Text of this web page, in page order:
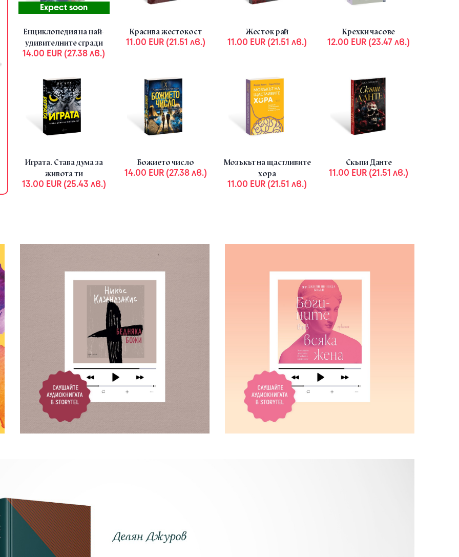
Комплект с книги на Лиз Бурбо
124.05 EUR (242.62 лв.) 93.04 EUR (181.97 лв.)
Комплект „Йога“
йога асоциация
19.94 EUR (39.00 лв.) 15.95 EUR (31.20 лв.)
Expect soon
Енциклопедия на най-
удивителните сгради
14.00 EUR (27.38 лв.)
Красива жестокост
11.00 EUR (21.51 лв.)
Жесток рай
11.00 EUR (21.51 лв.)
Крехки часове
12.00 EUR (23.47 лв.)
Играта. Става дума за
живота ти
13.00 EUR (25.43 лв.)
Божието число
14.00 EUR (27.38 лв.)
Мозъкът на щастливите
хора
11.00 EUR (21.51 лв.)
Скъпи Данте
11.00 EUR (21.51 лв.)